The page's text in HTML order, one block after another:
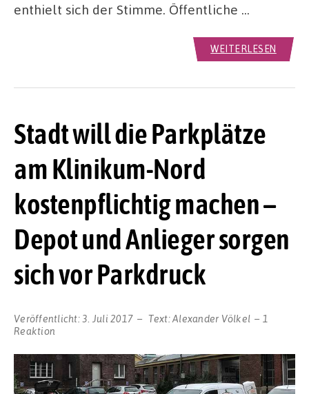
enthielt sich der Stimme. Öffentliche …
WEITERLESEN
Stadt will die Parkplätze
am Klinikum-Nord
kostenpflichtig machen –
Depot und Anlieger sorgen
sich vor Parkdruck
Veröffentlicht:3. Juli 2017 Text:Alexander Völkel
1
Reaktion